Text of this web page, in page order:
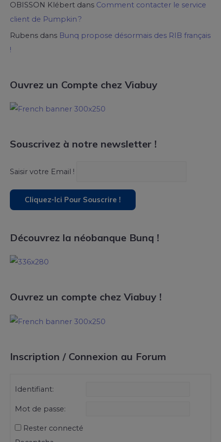
OBISSON Klébert dans Comment contacter le service
client de Pumpkin ?
Rubens dans Bunq propose désormais des RIB français
!
Ouvrez un Compte chez Viabuy
Souscrivez à notre newsletter !
Saisir votre Email !
Découvrez la néobanque Bunq !
Ouvrez un compte chez Viabuy !
Inscription / Connexion au Forum
Identifiant:
Mot de passe:
Rester connecté